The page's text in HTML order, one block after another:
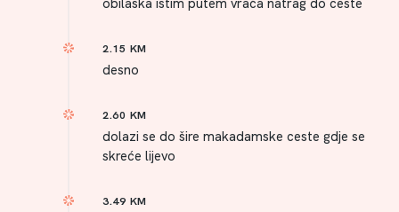
2.15 KM
desno
2.60 KM
dolazi se do šire makadamske ceste gdje se
skreće lijevo
3.49 KM